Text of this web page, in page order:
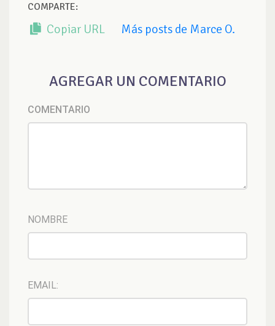
COMPARTE:
Copiar URL Más posts de Marce O.
AGREGAR UN COMENTARIO
COMENTARIO
NOMBRE
EMAIL: